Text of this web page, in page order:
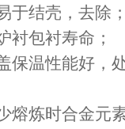
于结壳，去除
衬包衬寿命；
保温性能好，
熔炼时合金元